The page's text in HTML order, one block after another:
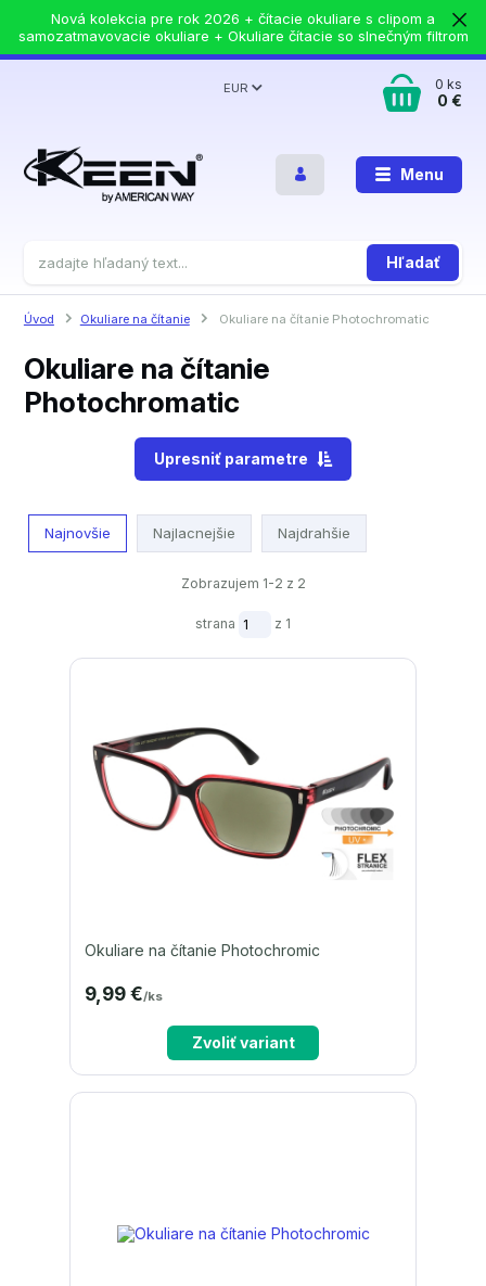
Nová kolekcia pre rok 2026 + čítacie okuliare s clipom a
samozatmavovacie okuliare + Okuliare čítacie so slnečným filtrom
Menu
EUR
Hľadať
0ks
0 €
Úvod Okuliare na čítanie Okuliare na čítanie Photochromatic
Okuliare na čítanie
Photochromatic
Upresniť parametre
Najnovšie Najlacnejšie Najdrahšie
Zobrazujem 1-2 z 2
strana z 1
Okuliare na čítanie Photochromic
9,99 €/ks
Zvoliť variant